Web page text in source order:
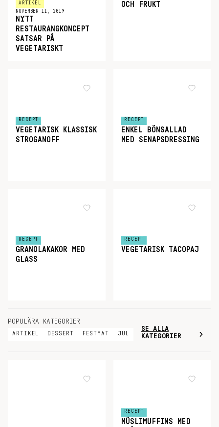
ARTIKEL
NOVEMBER 11, 2017
NYTT
RESTAURANGKONCEPT
SATSAR PÅ
VEGETARISKT
OCH FRUKT
RECEPT
VEGETARISK KLASSISK
STROGANOFF
RECEPT
ENKEL BÖNSALLAD
MED SENAPSDRESSING
RECEPT
GRANOLAKAKOR MED
GLASS
RECEPT
VEGETARISK TACOPAJ
POPULÄRA KATEGORIER
ARTIKEL DESSERT FESTMAT JUL
SE ALLA
KATEGORIER
RECEPT
MÜSLIMUFFINS MED